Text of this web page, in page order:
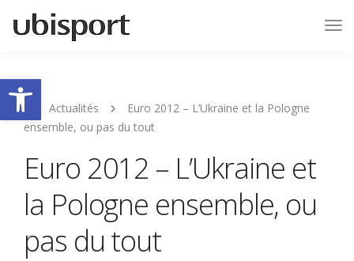
Ouvrir la barre d’outils
Actualités
Euro 2012 – L’Ukraine et la Pologne
ensemble, ou pas du tout
Euro 2012 – L’Ukraine et
la Pologne ensemble, ou
pas du tout